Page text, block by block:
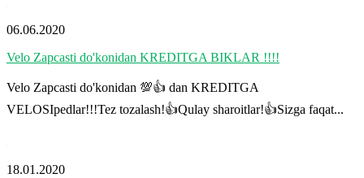
06.06.2020
Velo Zapcasti do'konidan KREDITGA BIKLAR !!!!
Velo Zapcasti do'konidan 💯👍 dan KREDITGA
VELOSIpedlar!!!Tez tozalash!👍Qulay sharoitlar!👍Sizga faqat...
18.01.2020